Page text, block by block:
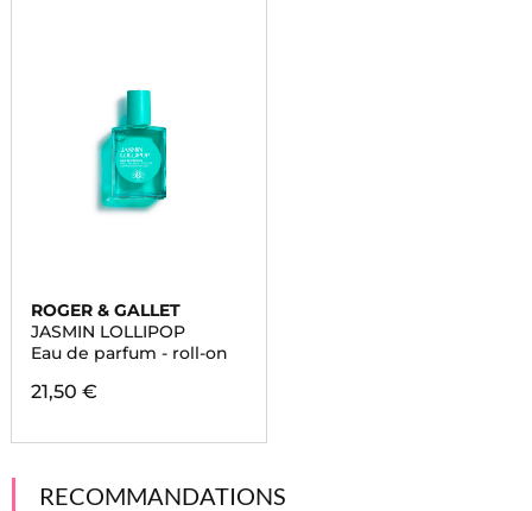
ROGER & GALLET
JASMIN LOLLIPOP
Eau de parfum - roll-on
21,50 €
RECOMMANDATIONS